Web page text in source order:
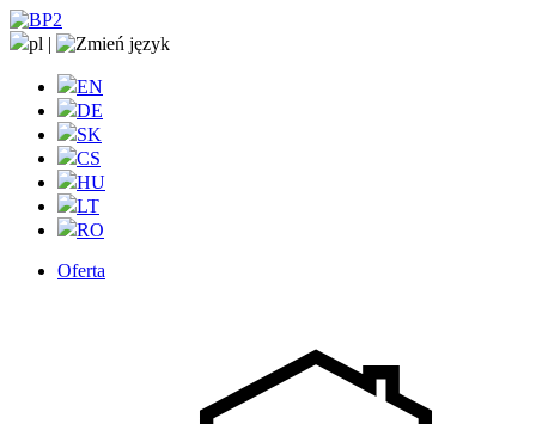
pl |
EN
DE
SK
CS
HU
LT
RO
Oferta